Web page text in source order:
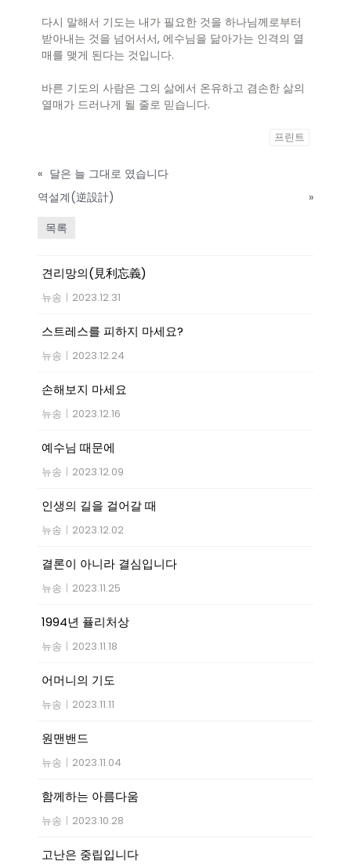
다시 말해서 기도는 내가 필요한 것을 하나님께로부터
받아내는 것을 넘어서서, 에수님을 닮아가는 인격의 열
매를 맺게 된다는 것입니다.
바른 기도의 사람은 그의 삶에서 온유하고 겸손한 삶의
열매가 드러나게 될 줄로 믿습니다.
프린트
« 달은 늘 그대로 였습니다
역설계(逆設計)
»
목록
견리망의(見利忘義)
뉴송 | 2023.12.31
스트레스를 피하지 마세요?
뉴송 | 2023.12.24
손해보지 마세요
뉴송 | 2023.12.16
예수님 때문에
뉴송 | 2023.12.09
인생의 길을 걸어갈 때
뉴송 | 2023.12.02
결론이 아니라 결심입니다
뉴송 | 2023.11.25
1994년 퓰리처상
뉴송 | 2023.11.18
어머니의 기도
뉴송 | 2023.11.11
원맨밴드
뉴송 | 2023.11.04
함께하는 아름다움
뉴송 | 2023.10.28
고난은 중립입니다